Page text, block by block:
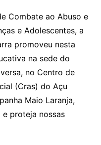
Combate ao Abuso e
e Adolescentes, a
promoveu nesta
na sede do
no Centro de
(Cras) do Açu
Maio Laranja,
e proteja nossas